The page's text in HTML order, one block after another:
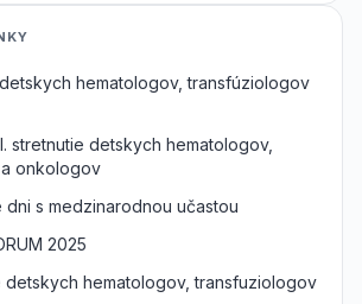
hematologov, transfúziologov
stretnutie detskych hematologov,
onkologov
dni s medzinarodnou učastou
2025
detskych hematologov, transfuziologov